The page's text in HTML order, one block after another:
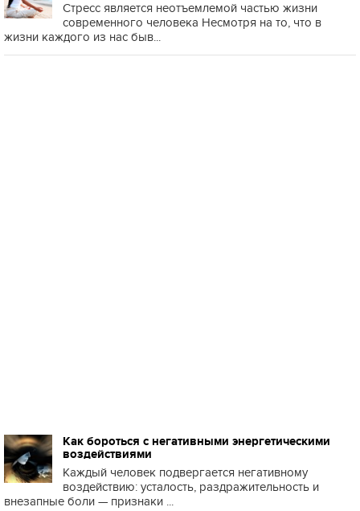
Стресс является неотъемлемой частью жизни
современного человека Несмотря на то, что в
жизни каждого из нас быв...
Как бороться с негативными энергетическими
воздействиями
Каждый человек подвергается негативному
воздействию: усталость, раздражительность и
внезапные боли — признаки ...